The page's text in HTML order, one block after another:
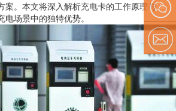
案。本文将深入解析充电卡的工作原理与
场景中的独特优势。
134 209
79610
微信
E-mail